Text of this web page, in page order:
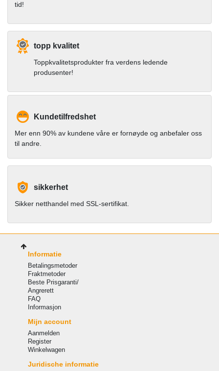
tid!
topp kvalitet
Toppkvalitetsprodukter fra verdens ledende
produsenter!
Kundetilfredshet
Mer enn 90% av kundene våre er fornøyde og anbefaler oss
til andre.
sikkerhet
Sikker netthandel med SSL-sertifikat.
Informatie
Betalingsmetoder
Fraktmetoder
Beste Prisgaranti/
Angrerett
FAQ
Informasjon
Mijn account
Aanmelden
Register
Winkelwagen
Juridische informatie